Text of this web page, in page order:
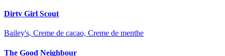
Dirty Girl Scout
Bailey's, Creme de cacao, Creme de menthe
The Good Neighbour